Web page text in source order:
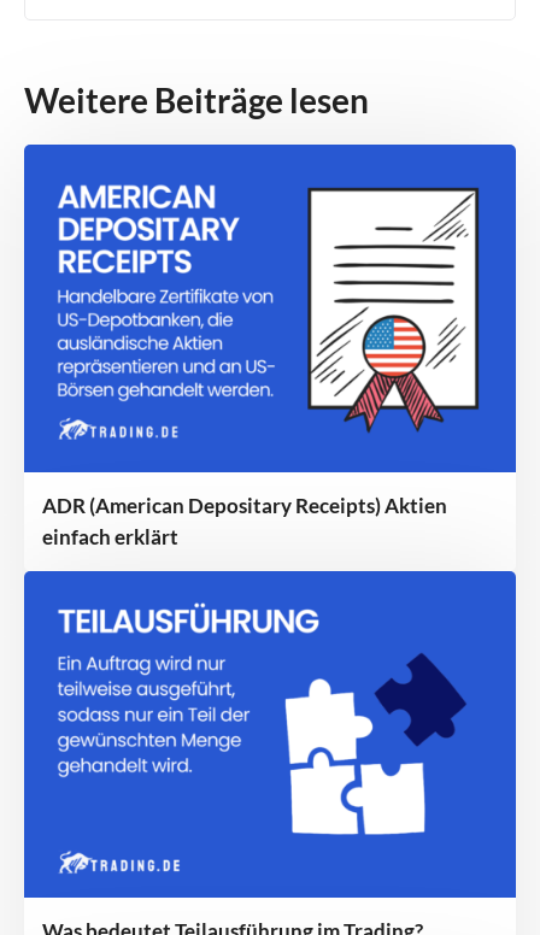
Weitere Beiträge lesen
ADR (American Depositary Receipts) Aktien
einfach erklärt